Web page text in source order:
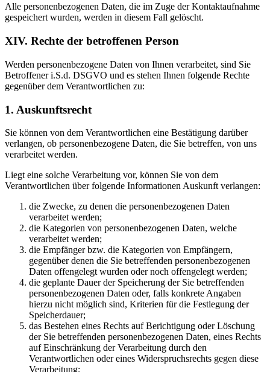
Alle personenbezogenen Daten, die im Zuge der Kontaktaufnahme
gespeichert wurden, werden in diesem Fall gelöscht.
XIV. Rechte der betroffenen Person
Werden personenbezogene Daten von Ihnen verarbeitet, sind Sie
Betroffener i.S.d. DSGVO und es stehen Ihnen folgende Rechte
gegenüber dem Verantwortlichen zu:
1. Auskunftsrecht
Sie können von dem Verantwortlichen eine Bestätigung darüber
verlangen, ob personenbezogene Daten, die Sie betreffen, von uns
verarbeitet werden.
Liegt eine solche Verarbeitung vor, können Sie von dem
Verantwortlichen über folgende Informationen Auskunft verlangen:
die Zwecke, zu denen die personenbezogenen Daten
verarbeitet werden;
die Kategorien von personenbezogenen Daten, welche
verarbeitet werden;
die Empfänger bzw. die Kategorien von Empfängern,
gegenüber denen die Sie betreffenden personenbezogenen
Daten offengelegt wurden oder noch offengelegt werden;
die geplante Dauer der Speicherung der Sie betreffenden
personenbezogenen Daten oder, falls konkrete Angaben
hierzu nicht möglich sind, Kriterien für die Festlegung der
Speicherdauer;
das Bestehen eines Rechts auf Berichtigung oder Löschung
der Sie betreffenden personenbezogenen Daten, eines Rechts
auf Einschränkung der Verarbeitung durch den
Verantwortlichen oder eines Widerspruchsrechts gegen diese
Verarbeitung;